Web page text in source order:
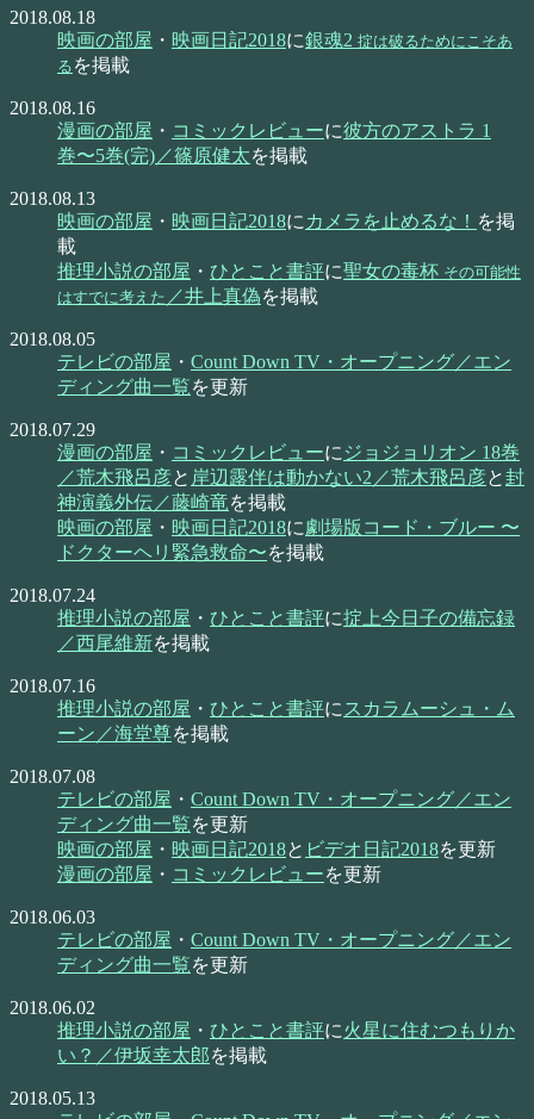
2018.08.18
映画の部屋 ・ 映画日記2018に銀魂2 掟は破るためにこそあ
る を掲載
2018.08.16
漫画の部屋 ・ コミックレビューに彼方のアストラ 1
巻〜5巻(完)／篠原健太を掲載
2018.08.13
映画の部屋 ・ 映画日記2018に カメラを止めるな！ を掲
載
推理小説の部屋 ・ ひとこと書評に聖女の毒杯 その可能性
はすでに考えた ／井上真偽を掲載
2018.08.05
テレビの部屋 ・ Count Down TV・オープニング／エン
ディング曲一覧を更新
2018.07.29
漫画の部屋 ・ コミックレビューに ジョジョリオン 18巻
／荒木飛呂彦と 岸辺露伴は動かない2／荒木飛呂彦と封
神演義外伝／藤崎竜を掲載
映画の部屋 ・ 映画日記2018に劇場版コード・ブルー 〜
ドクターヘリ緊急救命〜を掲載
2018.07.24
推理小説の部屋 ・ ひとこと書評に掟上今日子の備忘録
／西尾維新を掲載
2018.07.16
推理小説の部屋 ・ ひとこと書評に スカラムーシュ・ム
ーン／海堂尊を掲載
2018.07.08
テレビの部屋 ・ Count Down TV・オープニング／エン
ディング曲一覧を更新
映画の部屋 ・ 映画日記2018と ビデオ日記2018を更新
漫画の部屋 ・ コミックレビューを更新
2018.06.03
テレビの部屋 ・ Count Down TV・オープニング／エン
ディング曲一覧を更新
2018.06.02
推理小説の部屋 ・ ひとこと書評に 火星に住むつもりか
い？／伊坂幸太郎を掲載
2018.05.13